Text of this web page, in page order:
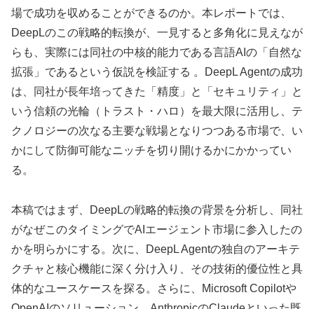
場で成功を収めることができるのか。本レポートでは、
DeepLのこの戦略的転換が、一見すると多角化に見えなが
らも、実際には同社の中核的能力である言語AIの「自然な
拡張」であるという仮説を検証する 。DeepL Agentの成功
は、同社が長年培ってきた「精度」と「セキュリティ」と
いう信頼の光輪（トラスト・ハロ）を最大限に活用し、テ
クノロジーの次なる主要な戦場となりつつある市場で、い
かにして防御可能なニッチを切り開けるかにかかってい
る。
本稿ではまず、DeepLの戦略的転換の背景を分析し、同社
がなぜこのタイミングでAIエージェント市場に参入したの
かを明らかにする。次に、DeepL Agentの独自のアーキテ
クチャと核心機能に深く分け入り、その技術的優位性と具
体的なユースケースを探る。さらに、Microsoft Copilotや